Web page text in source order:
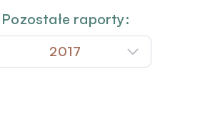
Pozostałe raporty:
2017